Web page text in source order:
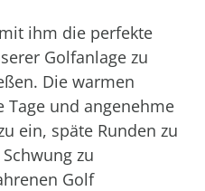
ihm die perfekte
Golfanlage zu
Die warmen
Tage und angenehme
ein, späte Runden zu
zu
Golf